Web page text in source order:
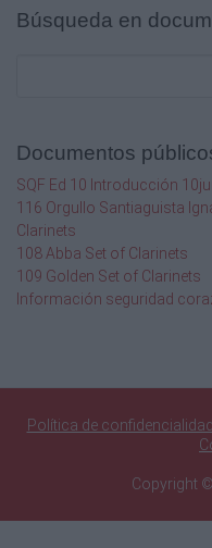
Búsqueda en
Documentos
SQF Ed 10 Introducción
116 Orgullo Santiaguista
Clarinets
108 Abba Set of Clarinets
109 Golden Set of Clarinets
Información seguridad
Política de
Copyright